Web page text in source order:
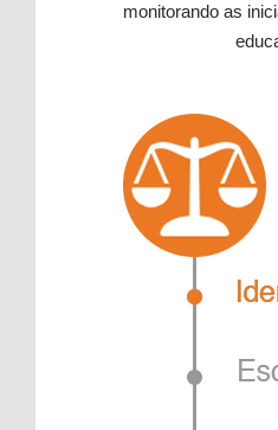
monitorando as